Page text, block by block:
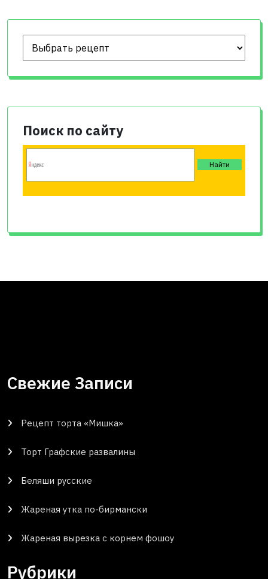
Поиск по сайту
Свежие Записи
Рецепт торта «Мишка»
Торт Графские развалины
Беляши русские
Жареная утка по-бирмански
Жареная вырезка с корнем фошоу
Рубрики